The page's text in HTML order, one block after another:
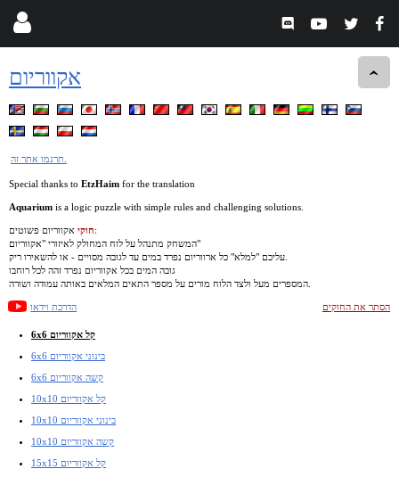
אקווריום
Special thanks to EtzHaim for the translation
Aquarium is a logic puzzle with simple rules and challenging solutions.
חוקיאקווריום פשוטים:
המשחק מתנהל על לוח המחולק לאיזורי "אקווריום"
גובה המים בכל אקווריום נפרד זהה לכל רוחבו
הדרכת וידאו הסתר את החוקים
6x6 קל אקווריום
6x6 בינוני אקווריום
6x6 קשה אקווריום
10x10 קל אקווריום
10x10 בינוני אקווריום
10x10 קשה אקווריום
15x15 קל אקווריום